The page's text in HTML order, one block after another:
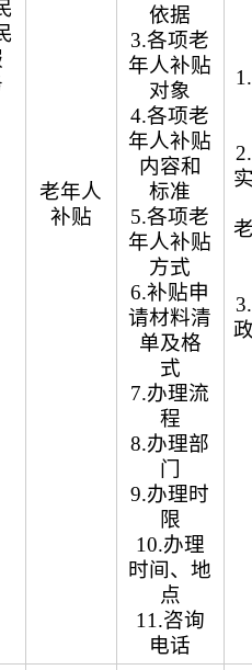
老年人
补贴
依据
3.各项老
年人补贴
对象
4.各项老
年人补贴
内容和
标准
5.各项老
年人补贴
方式
6.补贴申
请材料清
单及格
式
7.办理流
程
8.办理部
门
9.办理时
限
10.办理
时间、地
点
11.咨询
电话